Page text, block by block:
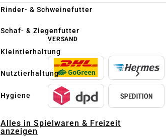
Rinder- & Schweinefutter
Schaf- & Ziegenfutter
Kleintierhaltung
Nutztierhaltung
Hygiene
Alles in Spielwaren & Freizeit
anzeigen
VERSAND